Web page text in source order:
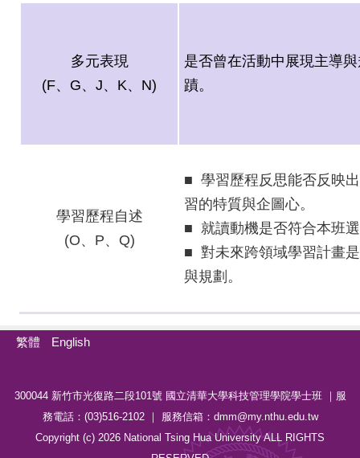
多元表現
(F、G、J、K、N)
是否曾在活動中展現主導
蹟。
學習歷程自述
(O、P、Q)
■ 學習歷程反思能否反映
習的特質與企圖心。
■ 就讀動機是否符合本班
■ 對未來跨領域學習計畫
與規劃。
繁體 English
300044 新竹市光復路二段101號 國立清華大學科技管理學院學士班 ｜服
務電話：(03)516-2102 ｜ 服務信箱：dmm@my.nthu.edu.tw
Copyright (c) 2026 National Tsing Hua University ALL RIGHTS